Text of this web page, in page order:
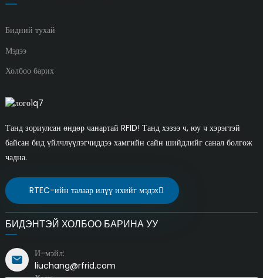
Бидний тухай
Мэдээ
Холбоо барих
Танд зориулсан өндөр чанартай RFID! Танд хэзээ ч, юу ч хэрэгтэй
байсан бид үйлчлүүлэгчиддээ хамгийн сайн шийдлийг санал болгож
чадна.
RTEC-ийн талаар илүү ихийг мэдэх
БИДЭНТЭЙ ХОЛБОО БАРИНА УУ
И-мэйл:
liuchang@rfrid.com